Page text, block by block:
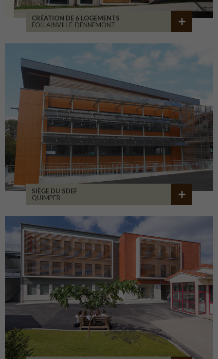
CRÉATION DE 6 LOGEMENTS
FOLLAINVILLE-DENNEMONT
SIÈGE DU SDEF
QUIMPER